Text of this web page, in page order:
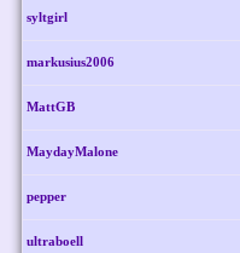
syltgirl
markusius2006
MattGB
MaydayMalone
pepper
ultraboell